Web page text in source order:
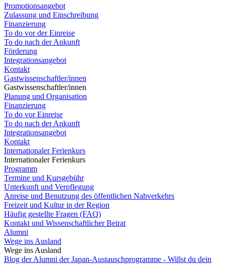
Promotionsangebot
Zulassung und Einschreibung
Finanzierung
To do vor der Einreise
To do nach der Ankunft
Förderung
Integrationsangebot
Kontakt
Gastwissenschaftler/innen
Gastwissenschaftler/innen
Planung und Organisation
Finanzierung
To do vor Einreise
To do nach der Ankunft
Integrationsangebot
Kontakt
Internationaler Ferienkurs
Internationaler Ferienkurs
Programm
Termine und Kursgebühr
Unterkunft und Verpflegung
Anreise und Benutzung des öffentlichen Nahverkehrs
Freizeit und Kultur in der Region
Häufig gestellte Fragen (FAQ)
Kontakt und Wissenschaftlicher Beirat
Alumni
Wege ins Ausland
Wege ins Ausland
Blog der Alumni der Japan-Austauschprogramme - Willst du dein